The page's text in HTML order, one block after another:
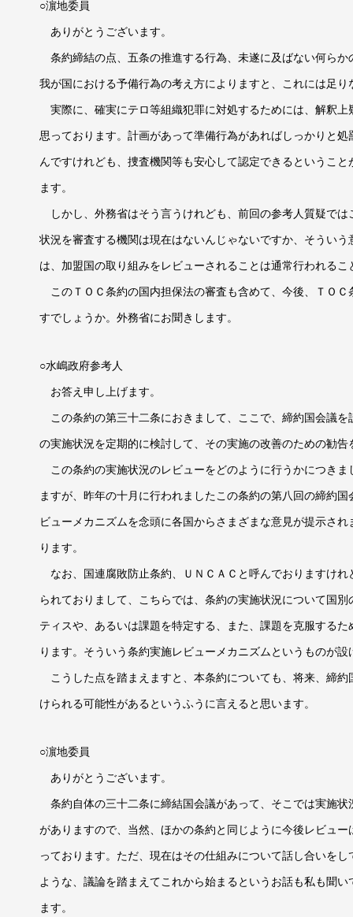
○濵地委員
ありがとうございます。
条約締結の点、五条の推進する行為、未遂に及ばない何ら
我が国における予備行為の考え方によりますと、これには足
実際に、確実にテロ等組織犯罪に対処するためには、解釈
思っております。計画があって準備行為があればしっかりと
んですけれども、捜査機関等も安心して認定できるというこ
ます。
しかし、外務省はそう言うけれども、前回の参考人質疑で
状況を審査する機関は現在はないんじゃないですか、そうい
は、加盟国の取り組みをレビューされることは通常行われる
このＴＯＣ条約の国内担保法の審査も含めて、今後、ＴＯ
すでしょうか。外務省にお聞きします。
○水嶋政府参考人
お答え申し上げます。
この条約の第三十二条におきまして、ここで、締約国会議
の実施状況を定期的に検討して、その実施の改善のための勧
この条約の実施状況のレビューをどのように行うかにつき
ますが、昨年の十月に行われましたこの条約の第八回の締約
ビューメカニズムを念頭に各国からさまざまな意見が提示さ
ります。
なお、国連腐敗防止条約、ＵＮＣＡＣと呼んでおりますけ
られておりまして、こちらでは、条約の実施状況について国
ティスや、あるいは課題を特定する、また、課題を克服する
ります。そういう条約実施レビューメカニズムというものが設
こうした点を踏まえますと、本条約についても、将来、締
けられる可能性があるというふうに言えると思います。
○濵地委員
ありがとうございます。
条約自体の三十二条に締結国会議があって、そこでは実施
がありますので、当然、ほかの条約と同じように今後レビュ
っております。ただ、現在はその仕組みについて話し合いを
ような、議論を踏まえてこれから始まるというお話も私も聞
ます。